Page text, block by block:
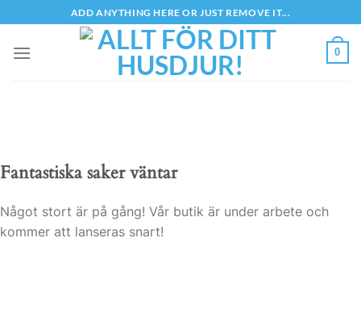
to
content
ADD ANYTHING HERE OR JUST REMOVE IT...
0
Fantastiska saker väntar
Något stort är på gång! Vår butik är under arbete och
kommer att lanseras snart!